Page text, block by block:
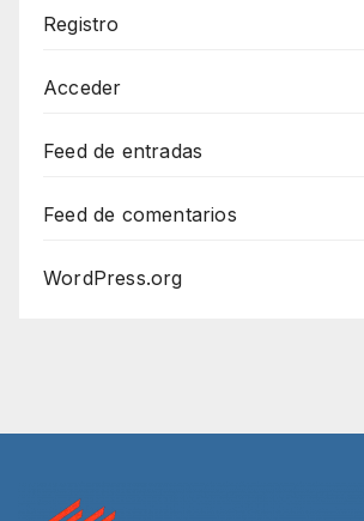
Registro
Acceder
Feed de entradas
Feed de comentarios
WordPress.org